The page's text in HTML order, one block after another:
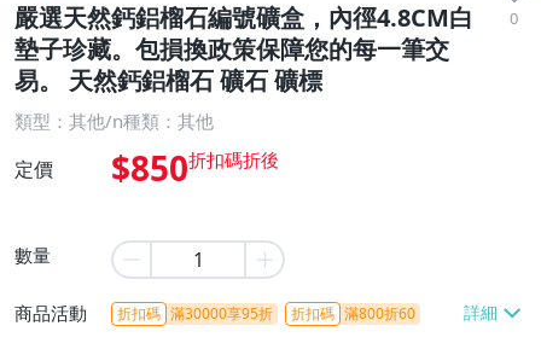
嚴選天然鈣鋁榴石編號礦盒，內徑4.8CM白
墊子珍藏。包損換政策保障您的每一筆交
易。 天然鈣鋁榴石 礦石 礦標
0
類型：其他/n種類：其他
定價 $850
數量
商品活動 折扣碼 滿30000享95折 折扣碼 滿800折60